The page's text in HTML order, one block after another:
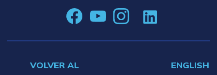
VOLVER AL
ENGLISH